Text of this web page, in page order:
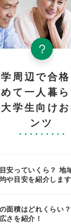
周辺で合
て一人暮
学生向け
ンツ
安っていくら？ 地
や目安を紹介します
面積はどれくらい
さを紹介！